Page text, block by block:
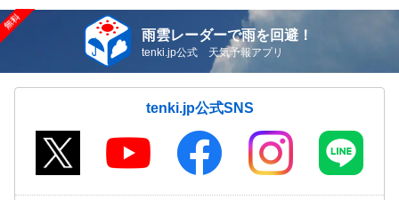
雨雲レーダーで雨を回避！
tenki.jp公式 天気予報アプリ
tenki.jp公式SNS